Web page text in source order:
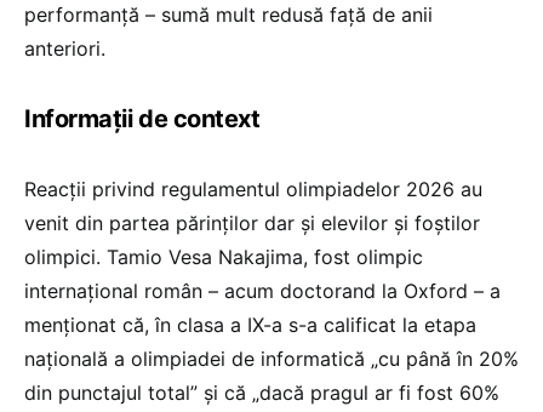
performanță – sumă mult redusă față de anii
anteriori.
Informații de context
Reacții privind regulamentul olimpiadelor 2026 au
venit din partea părinților dar și elevilor și foștilor
olimpici. Tamio Vesa Nakajima, fost olimpic
internațional român – acum doctorand la Oxford – a
menționat că, în clasa a IX-a s-a calificat la etapa
națională a olimpiadei de informatică „cu până în 20%
din punctajul total” și că „dacă pragul ar fi fost 60%